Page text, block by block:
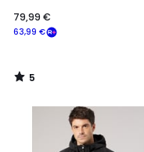
63,99 €
79,99 €
5
/